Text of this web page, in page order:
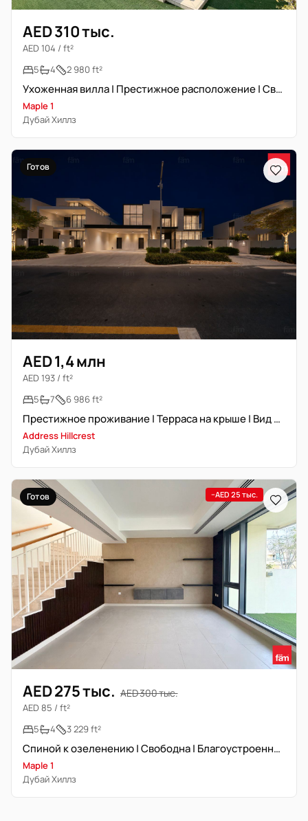
AED 310 тыс.
AED 104 / ft²
5
4 2 980 ft²
Ухоженная вилла | Престижное расположение | Свободна
Maple 1
Дубай Хиллз
Готов
AED 1,4 млн
AED 193 / ft²
5
7 6 986 ft²
Престижное проживание | Терраса на крыше | Вид на озеро
Address Hillcrest
Дубай Хиллз
Готов −AED 25 тыс.
AED 275 тыс. AED 300 тыс.
AED 85 / ft²
5
4 3 229 ft²
Спиной к озеленению | Свободна | Благоустроенный сад
Maple 1
Дубай Хиллз